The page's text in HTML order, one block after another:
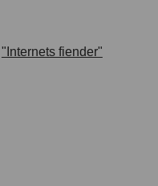
"Internets fiender"